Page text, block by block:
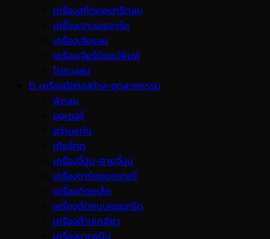
เครื่องสกัดคอนกรีตลม
เครื่องเจาะรอยอาร์ค
เครื่องเจียรลม
เครื่องเจียร์นัยแม่พิมพ์
ไขควงลม
D. เครื่องมือก่อสร้าง-อุตสาหกรรม
พ้ดลม
มอเตอร์
สว่านแท่น
เกียร์ทด
เครื่องจี้ปูน-สายจี้ปูน
เครื่องชาร์ตแบตเตอรี่
เครื่องดัดเหล็ก
เครื่องตัดถนนคอนกรีต
เครื่องต๊าปเกลียว
เครื่องบากแป๊ป